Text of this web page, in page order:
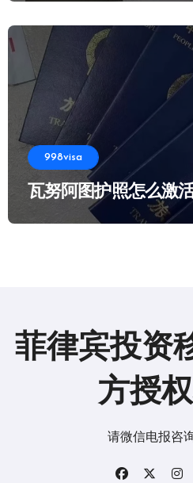
998visa
瓦努阿图护照怎么激
菲律宾投资
方授
请微信电报咨